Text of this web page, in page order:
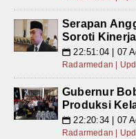
Serapan
Soroti
📅 22:51:04 | 07
Radarmedan |
Gubernur
Produksi
📅 22:20:34 | 07
Radarmedan |